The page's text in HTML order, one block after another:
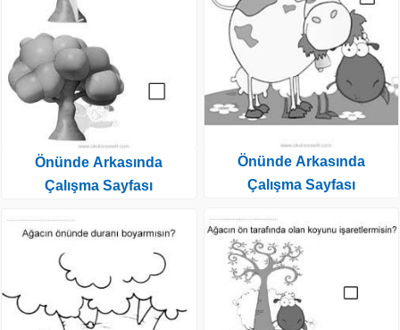
Önünde Arkasında
Çalışma Sayfası
Önünde Arkasında
Çalışma Sayfası